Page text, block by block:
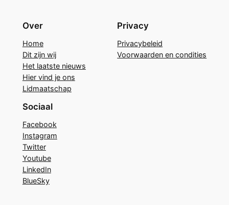
Over
Home
Dit zijn wij
Het laatste nieuws
Hier vind je ons
Lidmaatschap
Privacy
Privacybeleid
Voorwaarden en condities
Sociaal
Facebook
Instagram
Twitter
Youtube
LinkedIn
BlueSky